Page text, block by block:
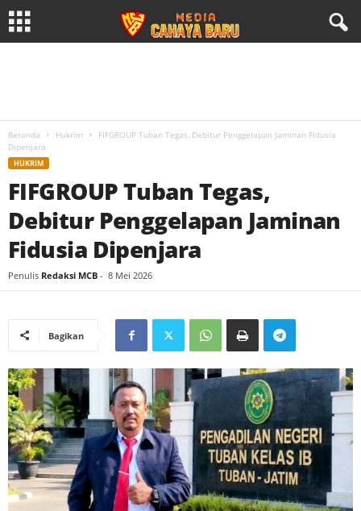
Beranda Hukrim
FIFGROUP Tuban Tegas, Debitur Penggelapan Jaminan Fidusia
Dipenjara
HUKRIM
FIFGROUP Tuban Tegas,
Debitur Penggelapan Jaminan
Fidusia Dipenjara
Penulis Redaksi MCB - 8 Mei 2026
Bagikan